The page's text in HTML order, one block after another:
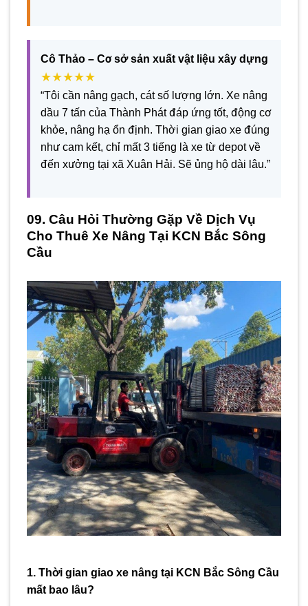
Cô Thảo – Cơ sở sản xuất vật liệu xây dựng
★★★★★
“Tôi cần nâng gạch, cát số lượng lớn. Xe nâng
dầu 7 tấn của Thành Phát đáp ứng tốt, động cơ
khỏe, nâng hạ ổn định. Thời gian giao xe đúng
như cam kết, chỉ mất 3 tiếng là xe từ depot về
đến xưởng tại xã Xuân Hải. Sẽ ủng hộ dài lâu.”
09. Câu Hỏi Thường Gặp Về Dịch Vụ
Cho Thuê Xe Nâng Tại KCN Bắc Sông
Cầu
1. Thời gian giao xe nâng tại KCN Bắc Sông Cầu
mất bao lâu?